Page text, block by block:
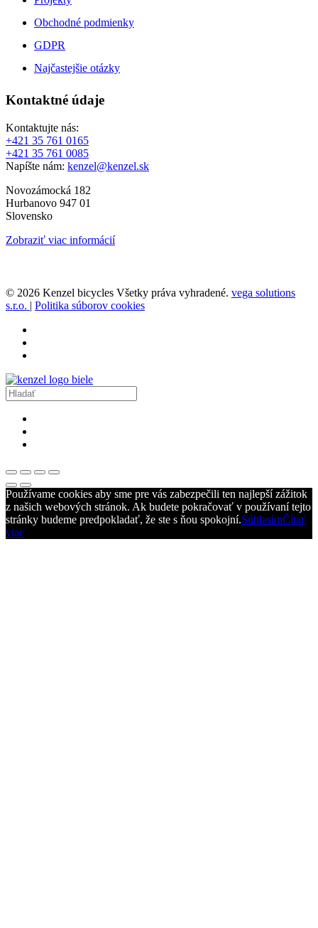
Obchodné podmienky
GDPR
Najčastejšie otázky
Kontaktné údaje
Kontaktujte nás:
+421 35 761 0165
+421 35 761 0085
Napíšte nám: kenzel@kenzel.sk
Novozámocká 182
Hurbanovo 947 01
Slovensko
Zobraziť viac informácií
© 2026 Kenzel bicycles Všetky práva vyhradené. vega solutions
s.r.o. | Politika súborov cookies
Používame cookies aby sme pre vás zabezpečili ten najlepší zážitok
z našich webových stránok. Ak budete pokračovať v používaní tejto
stránky budeme predpokladať, že ste s ňou spokojní.SúhlasímČítať
viac